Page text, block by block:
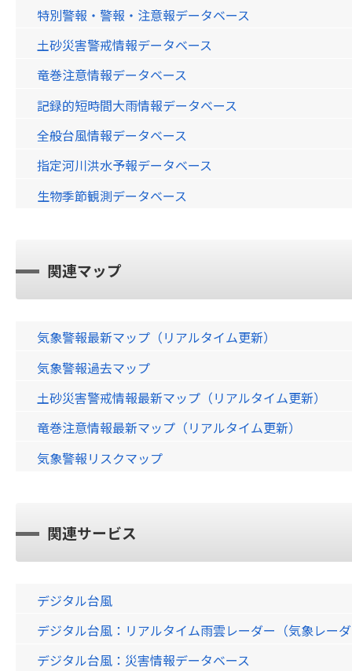
特別警報・警報・注意報データベース
土砂災害警戒情報データベース
竜巻注意情報データベース
記録的短時間大雨情報データベース
全般台風情報データベース
指定河川洪水予報データベース
生物季節観測データベース
関連マップ
気象警報最新マップ（リアルタイム更新）
気象警報過去マップ
土砂災害警戒情報最新マップ（リアルタイム更新）
竜巻注意情報最新マップ（リアルタイム更新）
気象警報リスクマップ
関連サービス
デジタル台風
デジタル台風：リアルタイム雨雲レーダー（気象レー
デジタル台風：災害情報データベース